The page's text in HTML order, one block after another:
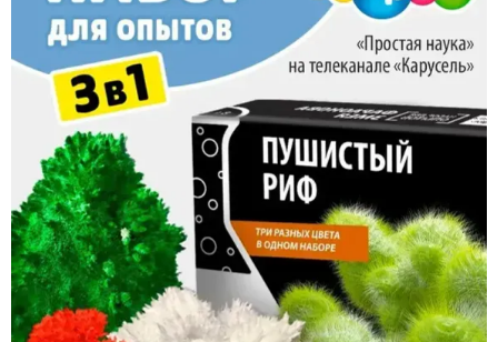
Наборы для картин из эпоксидной смолы